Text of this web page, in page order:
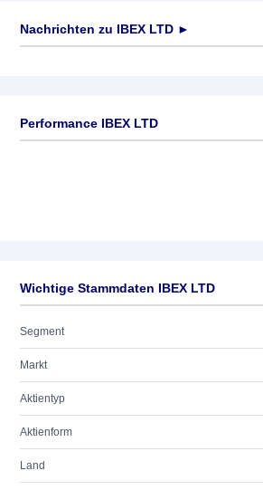
Nachrichten zu IBEX LTD ►
Performance IBEX LTD
Wichtige Stammdaten IBEX LTD
Segment
Markt
Aktientyp
Aktienform
Land